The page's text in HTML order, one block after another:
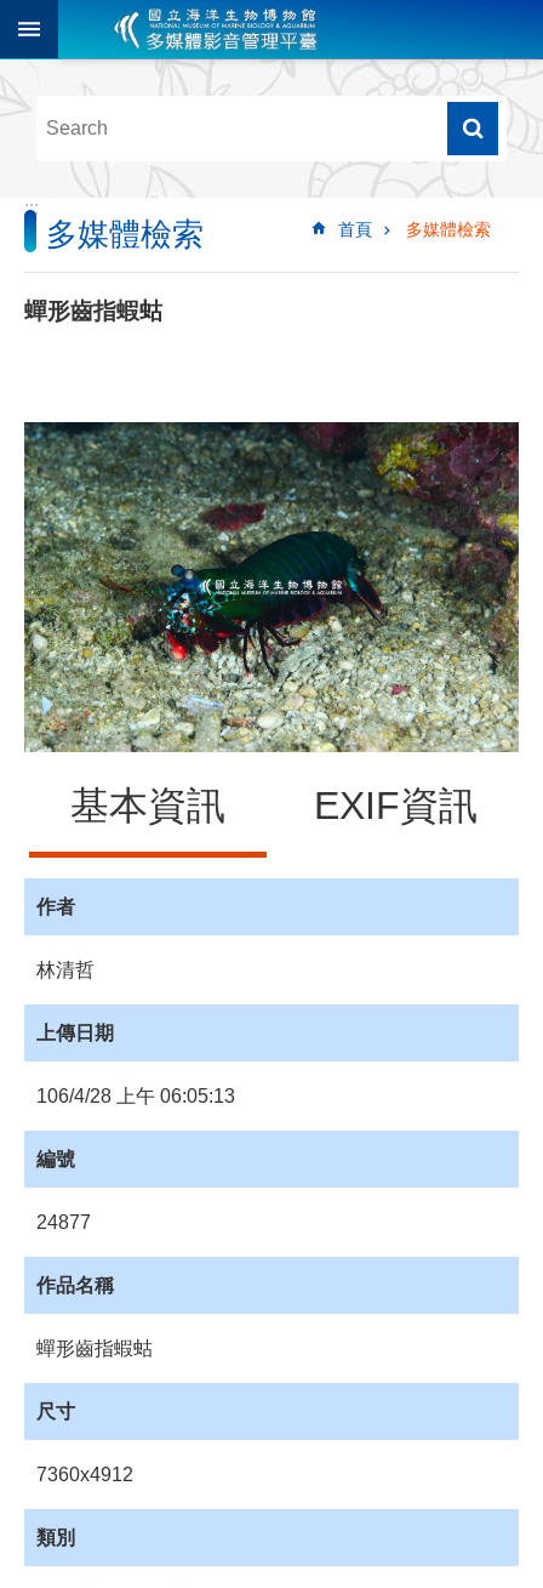
跳到主要內容區塊
階
尋
多
媒
體
檢
像
影
音
音
源
訊
息
發
布
諮
詢
會
員
專
區
館
員
網
站
購
物
載
資
:::
首頁 多媒體檢索
多媒體檢索
蟬形齒指蝦蛄
基本資訊 EXIF資訊
作者
林清哲
上傳日期
106/4/28 上午 06:05:13
編號
24877
作品名稱
蟬形齒指蝦蛄
尺寸
7360x4912
類別